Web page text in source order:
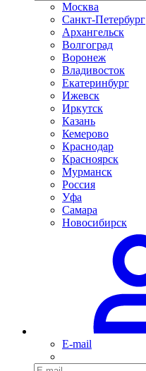
Москва
Санкт-Петербург
Архангельск
Волгоград
Воронеж
Владивосток
Екатеринбург
Ижевск
Иркутск
Казань
Кемерово
Краснодар
Красноярск
Мурманск
Россия
Уфа
Самара
Новосибирск
E-mail